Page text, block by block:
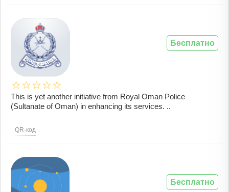
This is yet another initiative from Royal Oman Police
(Sultanate of Oman) in enhancing its services. ..
QR-код
Бесплатно
Бесплатно